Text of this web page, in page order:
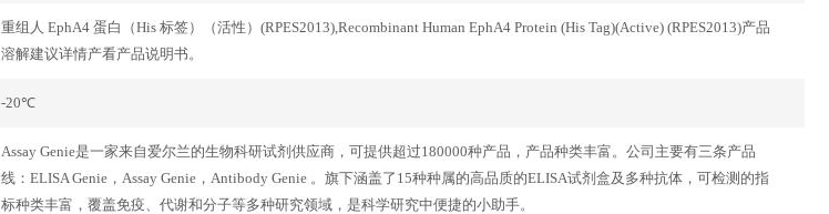
重组人 EphA4 蛋白（His 标签）（活性）(RPES2013),Recombinant Human EphA4 Protein (His Tag)(Active) (RPES2013)产品
溶解建议详情产看产品说明书。
-20℃
Assay Genie是一家来自爱尔兰的生物科研试剂供应商，可提供超过180000种产品，产品种类丰富。公司主要有三条产品
线：ELISA Genie，Assay Genie，Antibody Genie 。旗下涵盖了15种种属的高品质的ELISA试剂盒及多种抗体，可检测的指
标种类丰富，覆盖免疫、代谢和分子等多种研究领域，是科学研究中便捷的小助手。